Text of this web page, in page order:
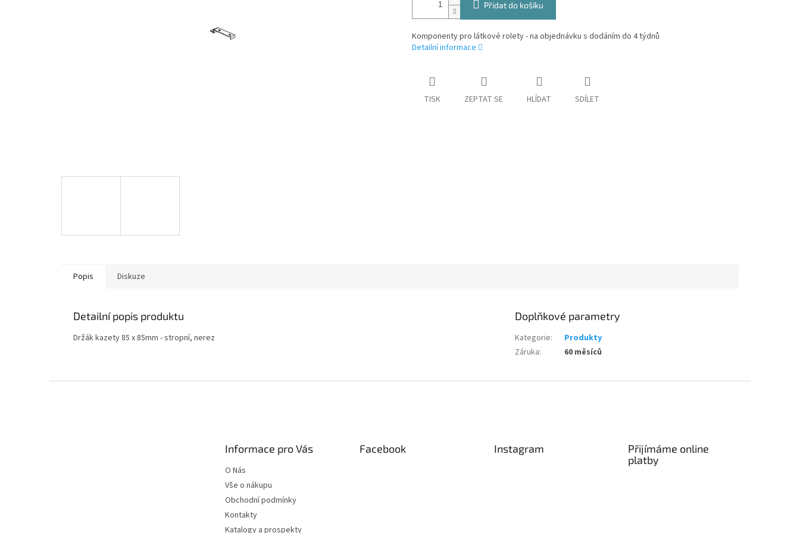
Přidat do košíku
Komponenty pro látkové rolety - na objednávku s dodáním do 4 týdnů
Detailní informace
TISK ZEPTAT SE HLÍDAT SDÍLET
Popis Diskuze
Detailní popis produktu
Držák kazety 85 x 85mm - stropní, nerez
Doplňkové parametry
Kategorie:
Produkty
Záruka: 60 měsíců
Informace pro Vás
O Nás
Vše o nákupu
Obchodní podmínky
Kontakty
Katalogy a prospekty
Facebook Instagram
Přijímáme online
platby